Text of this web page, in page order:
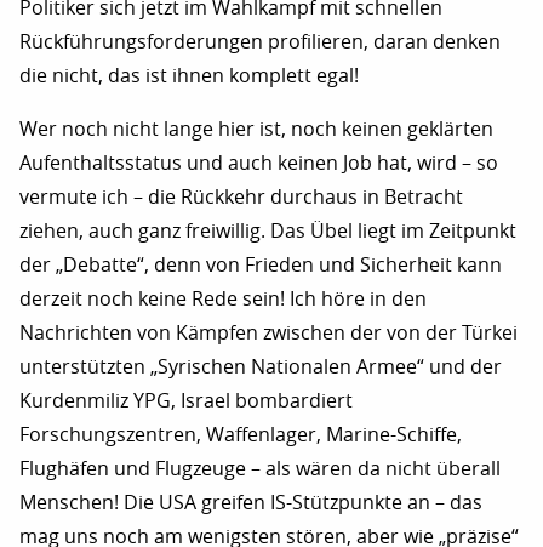
Politiker sich jetzt im Wahlkampf mit schnellen
Rückführungsforderungen profilieren, daran denken
die nicht, das ist ihnen komplett egal!
Wer noch nicht lange hier ist, noch keinen geklärten
Aufenthaltsstatus und auch keinen Job hat, wird – so
vermute ich – die Rückkehr durchaus in Betracht
ziehen, auch ganz freiwillig. Das Übel liegt im Zeitpunkt
der „Debatte“, denn von Frieden und Sicherheit kann
derzeit noch keine Rede sein! Ich höre in den
Nachrichten von Kämpfen zwischen der von der Türkei
unterstützten „Syrischen Nationalen Armee“ und der
Kurdenmiliz YPG, Israel bombardiert
Forschungszentren, Waffenlager, Marine-Schiffe,
Flughäfen und Flugzeuge – als wären da nicht überall
Menschen! Die USA greifen IS-Stützpunkte an – das
mag uns noch am wenigsten stören, aber wie „präzise“